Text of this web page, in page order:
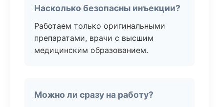
Насколько безопасны инъекции?
Работаем только оригинальными
препаратами, врачи с высшим
медицинским образованием.
Можно ли сразу на работу?